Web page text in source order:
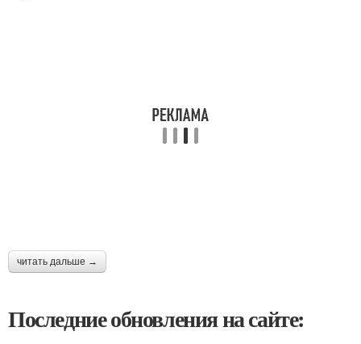
читать дальше →
Последние обновления на сайте: